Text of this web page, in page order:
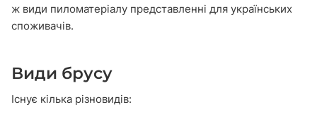
ж види пиломатеріалу представленні для українських
споживачів.
Види брусу
Існує кілька різновидів: